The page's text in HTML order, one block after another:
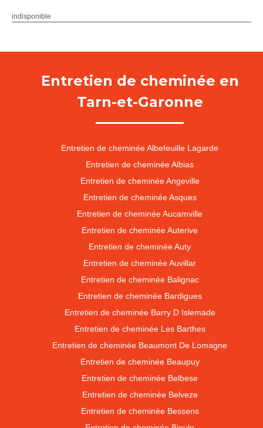
indisponible
Entretien de cheminée en
Tarn-et-Garonne
Entretien de cheminée Albefeuille Lagarde
Entretien de cheminée Albias
Entretien de cheminée Angeville
Entretien de cheminée Asques
Entretien de cheminée Aucamville
Entretien de cheminée Auterive
Entretien de cheminée Auty
Entretien de cheminée Auvillar
Entretien de cheminée Balignac
Entretien de cheminée Bardigues
Entretien de cheminée Barry D Islemade
Entretien de cheminée Les Barthes
Entretien de cheminée Beaumont De Lomagne
Entretien de cheminée Beaupuy
Entretien de cheminée Belbese
Entretien de cheminée Belveze
Entretien de cheminée Bessens